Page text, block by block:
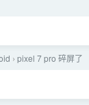
› pixel 7 pro 碎屏了